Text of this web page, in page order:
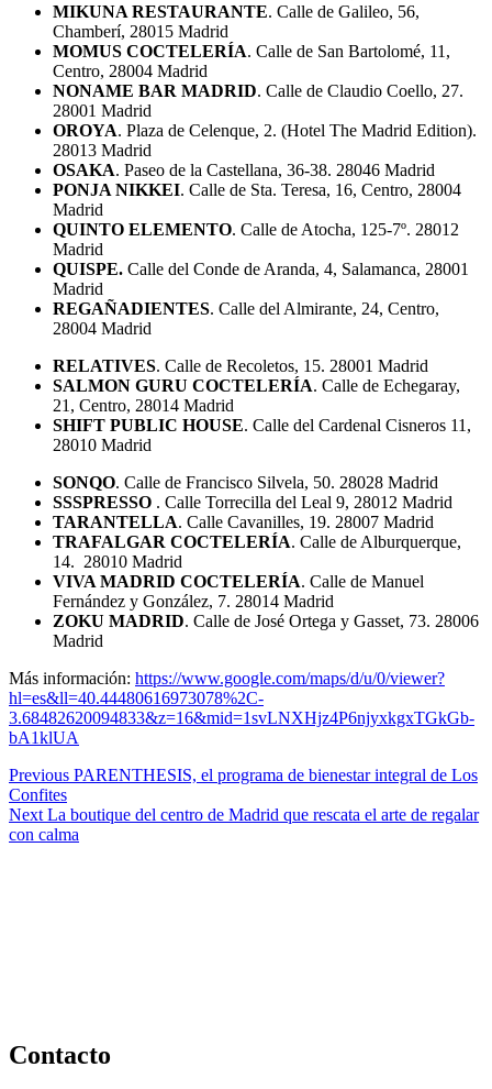
MIKUNA RESTAURANTE. Calle de Galileo, 56,
Chamberí, 28015 Madrid
MOMUS COCTELERÍA. Calle de San Bartolomé, 11,
Centro, 28004 Madrid
NONAME BAR MADRID. Calle de Claudio Coello, 27.
28001 Madrid
OROYA. Plaza de Celenque, 2. (Hotel The Madrid Edition).
28013 Madrid
OSAKA. Paseo de la Castellana, 36-38. 28046 Madrid
PONJA NIKKEI. Calle de Sta. Teresa, 16, Centro, 28004
Madrid
QUINTO ELEMENTO. Calle de Atocha, 125-7º. 28012
Madrid
QUISPE. Calle del Conde de Aranda, 4, Salamanca, 28001
Madrid
REGAÑADIENTES. Calle del Almirante, 24, Centro,
28004 Madrid
RELATIVES. Calle de Recoletos, 15. 28001 Madrid
SALMON GURU COCTELERÍA. Calle de Echegaray,
21, Centro, 28014 Madrid
SHIFT PUBLIC HOUSE. Calle del Cardenal Cisneros 11,
28010 Madrid
SONQO. Calle de Francisco Silvela, 50. 28028 Madrid
SSSPRESSO . Calle Torrecilla del Leal 9, 28012 Madrid
TARANTELLA. Calle Cavanilles, 19. 28007 Madrid
TRAFALGAR COCTELERÍA. Calle de Alburquerque,
14. 28010 Madrid
VIVA MADRID COCTELERÍA. Calle de Manuel
Fernández y González, 7. 28014 Madrid
ZOKU MADRID. Calle de José Ortega y Gasset, 73. 28006
Madrid
Más información: https://www.google.com/maps/d/u/0/viewer?
hl=es&ll=40.44480616973078%2C-
3.68482620094833&z=16&mid=1svLNXHjz4P6njyxkgxTGkGb-
bA1klUA
Continue
Reading
Previous PARENTHESIS, el programa de bienestar integral de Los
Confites
Next La boutique del centro de Madrid que rescata el arte de regalar
con calma
Contacto